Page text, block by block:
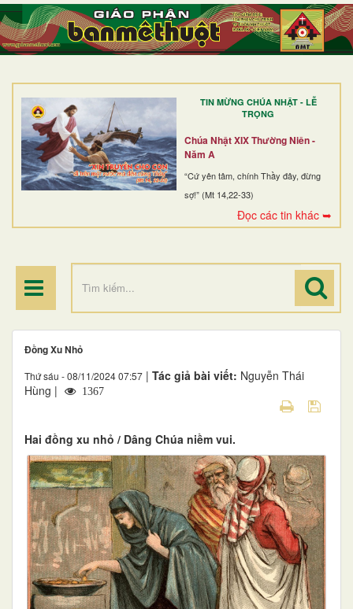
TIN MỪNG CHÚA NHẬT - LỄ
TRỌNG
Chúa Nhật XIX Thường Niên -
Năm A
“Cứ yên tâm, chính Thầy đây, đừng
sợ!” (Mt 14,22-33)
Đọc các tin khác ➥
TRANG NHẤT
GIỚI THIỆU
DÒNG TU
BAN MỤC VỤ
ĐOÀN THỂ CG
ĐIỂM HÀNH HƯƠNG
Đồng Xu Nhỏ
Thứ sáu - 08/11/2024 07:57 | Tác giả bài viết: Nguyễn Thái
Hùng |
1367
Hai đồng xu nhỏ / Dâng Chúa niềm vui.